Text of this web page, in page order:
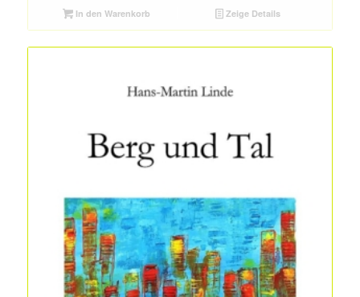
In den Warenkorb Zeige Details